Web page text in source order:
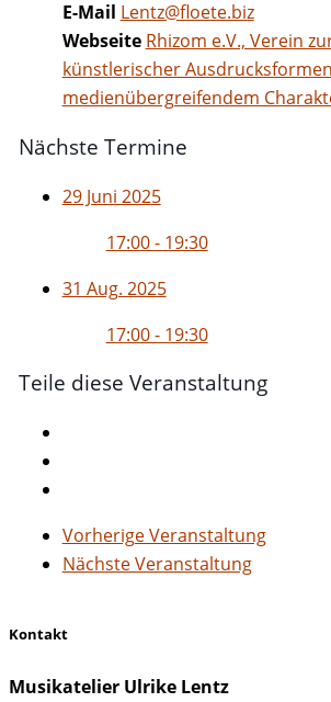
E-Mail Lentz@floete.biz
Webseite Rhizom e.V., Verein
künstlerischer
medienübergreifendem
Nächste Termine
29 Juni 2025
17:00 - 19:30
31 Aug. 2025
17:00 - 19:30
Teile diese Veranstaltung
Vorherige Veranstaltung
Nächste Veranstaltung
Kontakt
Musikatelier Ulrike Lentz